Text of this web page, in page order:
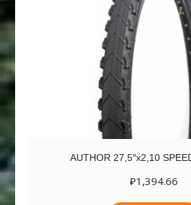
AUTHOR 27,5″х2,10
₽1,394.66